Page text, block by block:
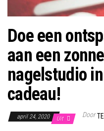
Doe een
aan een
nagelstudio
cadeau!
april 24, 2020 Uit Door